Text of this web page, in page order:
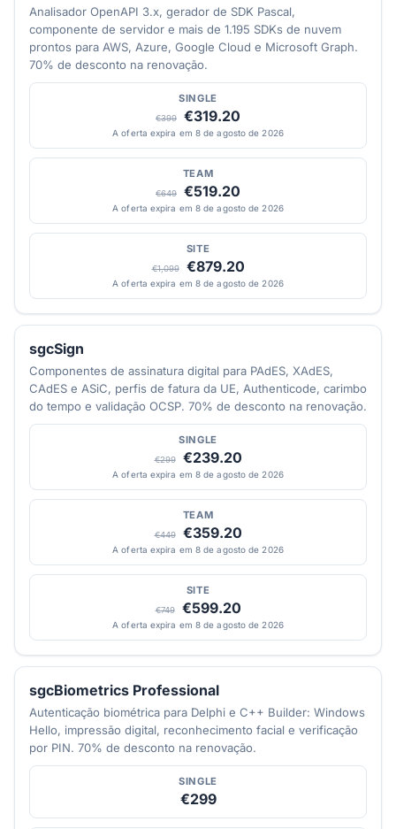
Analisador OpenAPI 3.x, gerador de SDK Pascal,
componente de servidor e mais de 1.195 SDKs de nuvem
prontos para AWS, Azure, Google Cloud e Microsoft Graph.
70% de desconto na renovação.
SINGLE
€399 €319.20
A oferta expira em 8 de agosto de 2026
TEAM
€649 €519.20
A oferta expira em 8 de agosto de 2026
SITE
€1,099 €879.20
A oferta expira em 8 de agosto de 2026
sgcSign
Componentes de assinatura digital para PAdES, XAdES,
CAdES e ASiC, perfis de fatura da UE, Authenticode, carimbo
do tempo e validação OCSP. 70% de desconto na renovação.
SINGLE
€299 €239.20
A oferta expira em 8 de agosto de 2026
TEAM
€449 €359.20
A oferta expira em 8 de agosto de 2026
SITE
€749 €599.20
A oferta expira em 8 de agosto de 2026
sgcBiometrics Professional
Autenticação biométrica para Delphi e C++ Builder: Windows
Hello, impressão digital, reconhecimento facial e verificação
por PIN. 70% de desconto na renovação.
SINGLE
€299